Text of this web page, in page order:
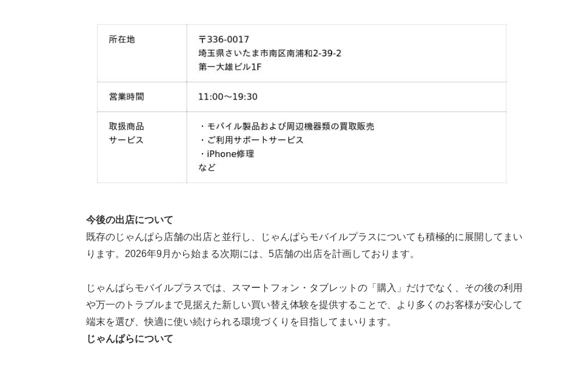
今後の出店について
既存のじゃんぱら店舗の出店と並行し、じゃんぱらモバイルプラスについても積極的に展開してまい
ります。2026年9月から始まる次期には、5店舗の出店を計画しております。
じゃんぱらモバイルプラスでは、スマートフォン・タブレットの「購入」だけでなく、その後の利用
や万一のトラブルまで見据えた新しい買い替え体験を提供することで、より多くのお客様が安心して
端末を選び、快適に使い続けられる環境づくりを目指してまいります。
じゃんぱらについて